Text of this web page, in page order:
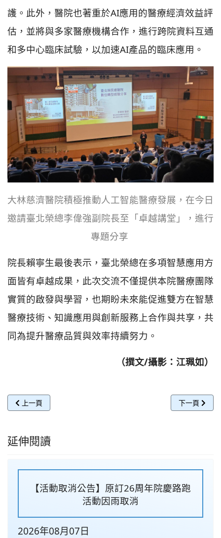
護。此外，醫院也著重於AI應用的醫療經濟效益評
估，並將與多家醫療機構合作，進行跨院資料互通
和多中心臨床試驗，以加速AI產品的臨床應用。
大林慈濟醫院積極推動人工智能醫療發展，在今日
邀請臺北榮總李偉強副院長至「卓越講堂」，進行
專題分享
院長賴寧生最後表示，臺北榮總在多項智慧應用方
面皆有卓越成果，此次交流不僅提供本院醫療團隊
實質的啟發與學習，也期盼未來能促進雙方在智慧
醫療技術、知識應用與創新服務上合作與共享，共
同為提升醫療品質與效率持續努力。
（撰文/攝影：江珮如）
上一篇文章: 區域醫院協會理事長率節能永續專案小組參訪大林慈院
上一頁 下一篇文章:
下一頁
延伸閱讀
【活動取消公告】原訂26周年院慶路跑
活動因雨取消
2026年08月07日